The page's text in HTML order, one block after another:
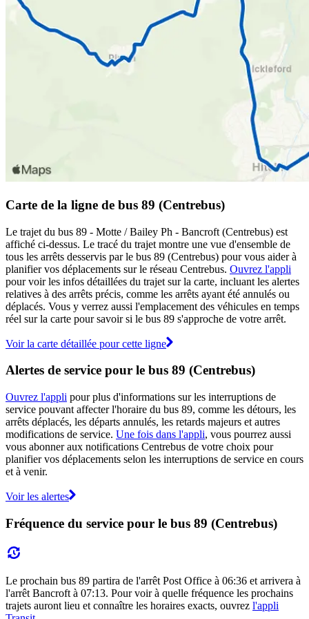
Carte de la ligne de bus 89 (Centrebus)
Le trajet du bus 89 - Motte / Bailey Ph - Bancroft (Centrebus) est
affiché ci-dessus. Le tracé du trajet montre une vue d'ensemble de
tous les arrêts desservis par le bus 89 (Centrebus) pour vous aider à
planifier vos déplacements sur le réseau Centrebus. Ouvrez l'appli
pour voir les infos détaillées du trajet sur la carte, incluant les alertes
relatives à des arrêts précis, comme les arrêts ayant été annulés ou
déplacés. Vous y verrez aussi l'emplacement des véhicules en temps
réel sur la carte pour savoir si le bus 89 s'approche de votre arrêt.
Voir la carte détaillée pour cette ligne
Alertes de service pour le bus 89 (Centrebus)
Ouvrez l'appli pour plus d'informations sur les interruptions de
service pouvant affecter l'horaire du bus 89, comme les détours, les
arrêts déplacés, les départs annulés, les retards majeurs et autres
modifications de service. Une fois dans l'appli, vous pourrez aussi
vous abonner aux notifications Centrebus de votre choix pour
planifier vos déplacements selon les interruptions de service en cours
et à venir.
Voir les alertes
Fréquence du service pour le bus 89 (Centrebus)
Le prochain bus 89 partira de l'arrêt Post Office à 06:36 et arrivera à
l'arrêt Bancroft à 07:13. Pour voir à quelle fréquence les prochains
trajets auront lieu et connaître les horaires exacts, ouvrez l'appli